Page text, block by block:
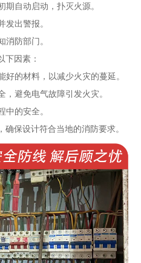
期自动启动，扑灭火源。
发出警报。
消防部门。
下因素：
的材料，以减少火灾的蔓延。
，避免电气故障引发火灾。
中的安全。
保设计符合当地的消防要求。